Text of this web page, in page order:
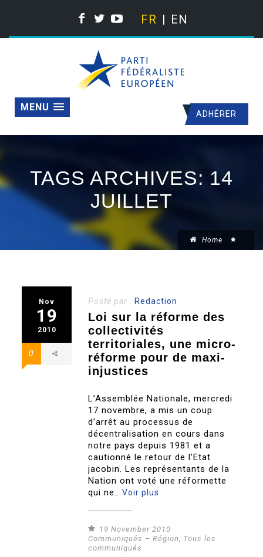
FR EN
ADHÉRER
MENU
TAGS ARCHIVES: 14
JUILLET
Home
Nov
19
2010
0
Posté par : Redaction
Loi sur la réforme des
collectivités
territoriales, une micro-
réforme pour de maxi-
injustices
L’Assemblée Nationale, mercredi
17 novembre, a mis un coup
d’arrêt au processus de
décentralisation en cours dans
notre pays depuis 1981 et a
cautionné le retour de l’Etat
jacobin. Les représentants de la
Nation ont voté une réformette
qui ne..Voir plus
19 November 2010
Communiqués – Région, Tous les
communiqués